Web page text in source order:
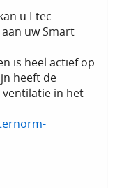
u I-tec
uw Smart
is heel actief op
heeft de
ventilatie in het